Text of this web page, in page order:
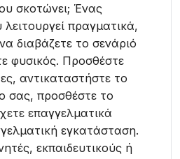
σκοτώνει; Ένας
λειτουργεί πραγματικά,
διαβάζετε το σενάριό
φυσικός. Προσθέστε
αντικαταστήστε το
σας, προσθέστε το
επαγγελματικά
εγκατάσταση.
εκπαιδευτικούς ή